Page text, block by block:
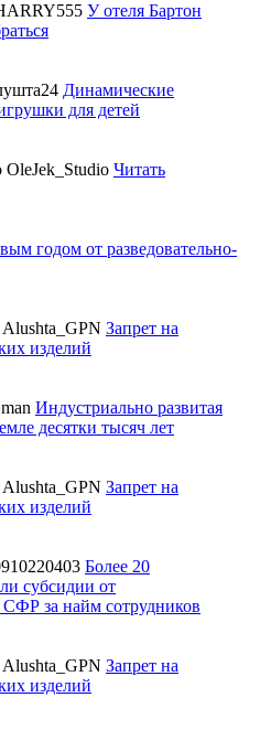
У отеля Бартон
Динамические
для детей
OleJek_Studio Читать
годом от разведовательно-
Alushta_GPN Запрет на
изделий
Индустриально развитая
десятки тысяч лет
Alushta_GPN Запрет на
изделий
Более 20
субсидии от
за найм сотрудников
Alushta_GPN Запрет на
изделий